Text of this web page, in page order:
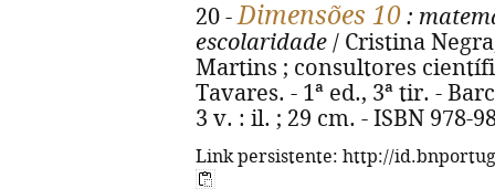
20 -Dimensões 10 :
escolaridade / Cristina
Martins ; consultores
Tavares. - 1ª ed., 3ª tir. -
3 v. : il. ; 29 cm. - ISBN 978-
Link persistente: http://